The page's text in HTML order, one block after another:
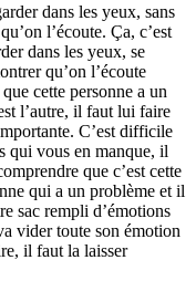
dans les yeux, sans
l’écoute. Ça, c’est
dans les yeux, se
qu’on l’écoute
cette personne a un
l’autre, il faut lui faire
C’est difficile
qui vous en manque, il
que c’est cette
qui a un problème et il
sac rempli d’émotions
vider toute son émotion
il faut la laisser